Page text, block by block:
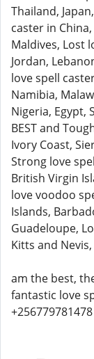
Thailand,
caster in
Maldives, Lost
Jordan,
love spell
Namibia,
Nigeria, Egypt,
BEST and
Ivory Coast,
Strong love
British Virgin
love voodoo
Islands,
Guadeloupe,
Kitts and
am the best,
fantastic love